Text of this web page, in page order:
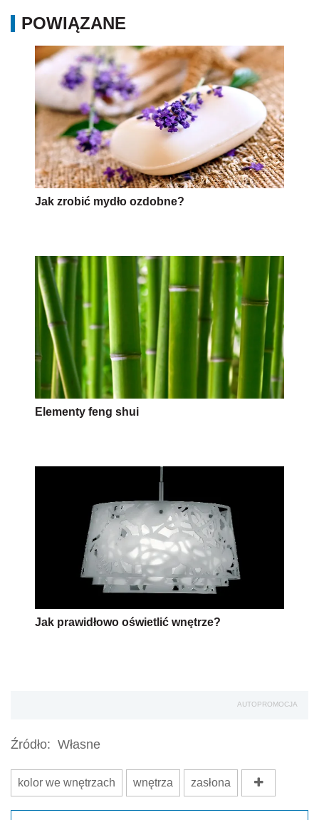
POWIĄZANE
Jak zrobić mydło ozdobne?
Elementy feng shui
Jak prawidłowo oświetlić wnętrze?
AUTOPROMOCJA
Źródło: Własne
kolor we wnętrzach wnętrza zasłona